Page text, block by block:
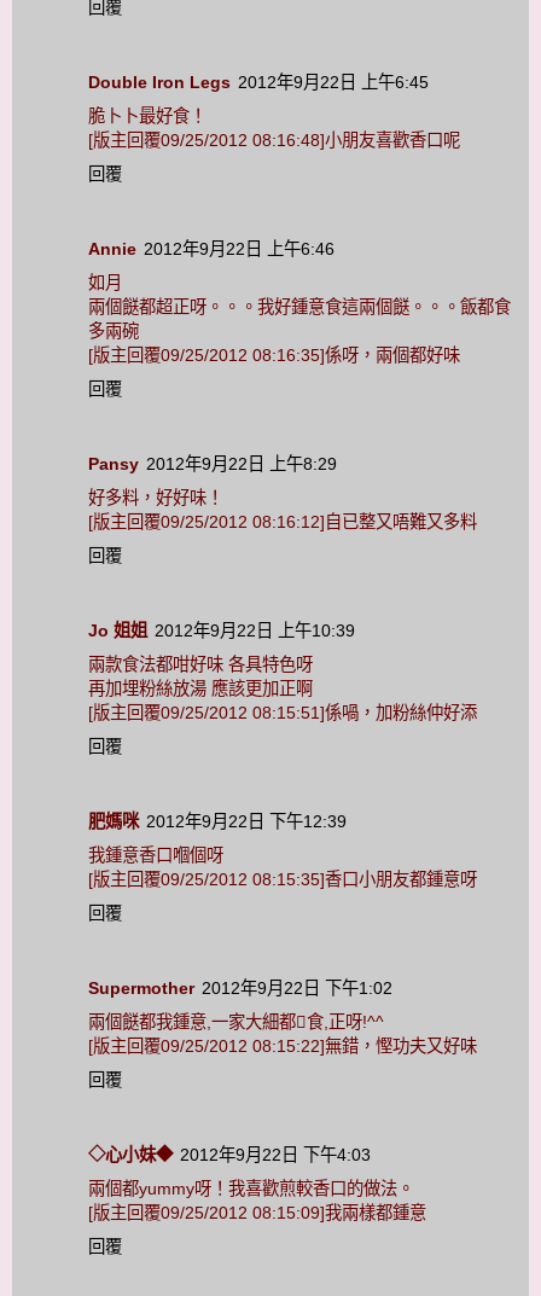
回覆
Double Iron Legs 2012年9月22日 上午6:45
脆卜卜最好食！
[版主回覆09/25/2012 08:16:48]小朋友喜歡香口呢
回覆
Annie 2012年9月22日 上午6:46
如月
兩個餸都超正呀。。。我好鍾意食這兩個餸。。。飯都食
多兩碗
[版主回覆09/25/2012 08:16:35]係呀，兩個都好味
回覆
Pansy 2012年9月22日 上午8:29
好多料，好好味！
[版主回覆09/25/2012 08:16:12]自已整又唔難又多料
回覆
Jo 姐姐 2012年9月22日 上午10:39
兩款食法都咁好味 各具特色呀
再加埋粉絲放湯 應該更加正啊
[版主回覆09/25/2012 08:15:51]係喎，加粉絲仲好添
回覆
肥媽咪 2012年9月22日 下午12:39
我鍾意香口嗰個呀
[版主回覆09/25/2012 08:15:35]香口小朋友都鍾意呀
回覆
Supermother 2012年9月22日 下午1:02
兩個餸都我鍾意,一家大細都食,正呀!^^
[版主回覆09/25/2012 08:15:22]無錯，慳功夫又好味
回覆
◇心小妹◆ 2012年9月22日 下午4:03
兩個都yummy呀！我喜歡煎較香口的做法。
[版主回覆09/25/2012 08:15:09]我兩樣都鍾意
回覆